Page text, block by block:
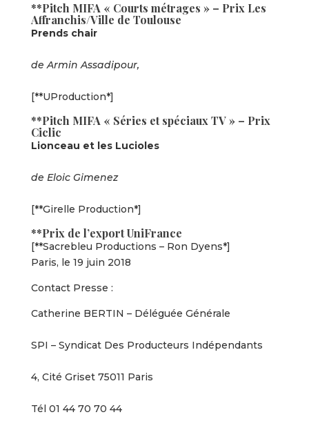
**Pitch MIFA « Courts métrages » – Prix Les
Affranchis/Ville de Toulouse
Prends chair
de Armin Assadipour,
[**UProduction*]
**Pitch MIFA « Séries et spéciaux TV » – Prix
Ciclic
Lionceau et les Lucioles
de Eloic Gimenez
[**Girelle Production*]
**Prix de l’export UniFrance
[**Sacrebleu Productions – Ron Dyens*]
Paris, le 19 juin 2018
Contact Presse :
Catherine BERTIN – Déléguée Générale
SPI – Syndicat Des Producteurs Indépendants
4, Cité Griset 75011 Paris
Tél 01 44 70 70 44